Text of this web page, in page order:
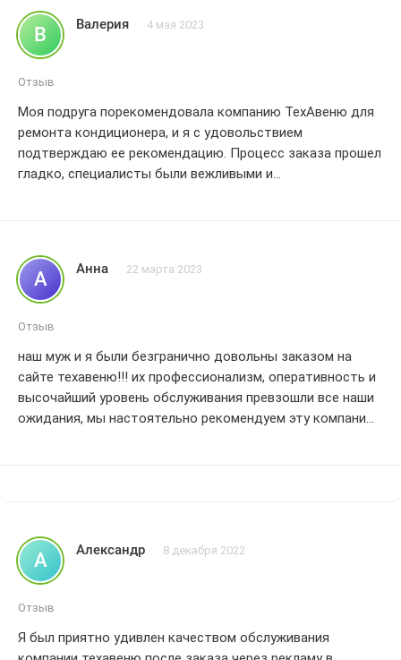
за вашу отличную работу!
В Валерия 4 мая 2023
Отзыв
Моя подруга порекомендовала компанию ТехАвеню для
ремонта кондиционера, и я с удовольствием
подтверждаю ее рекомендацию. Процесс заказа прошел
гладко, специалисты были вежливыми и
А Анна 22 марта 2023
Отзыв
наш муж и я были безгранично довольны заказом на
сайте техавеню!!! их профессионализм, оперативность и
высочайший уровень обслуживания превзошли все наши
ожидания, мы настоятельно рекомендуем эту компанию
А Александр 8 декабря 2022
Отзыв
Я был приятно удивлен качеством обслуживания